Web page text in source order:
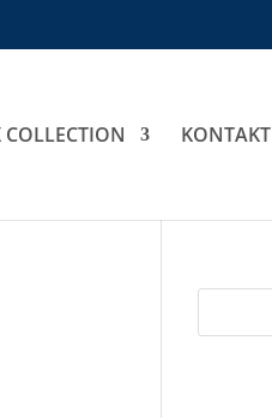
COLLECTION KONTAKT